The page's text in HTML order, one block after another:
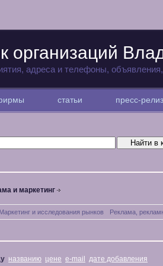
организаций
адреса и телефоны,
статьи пресс-
и маркетинг
Маркетинг и исследования рынков Реклама,
названию цене e-mail дате добавления